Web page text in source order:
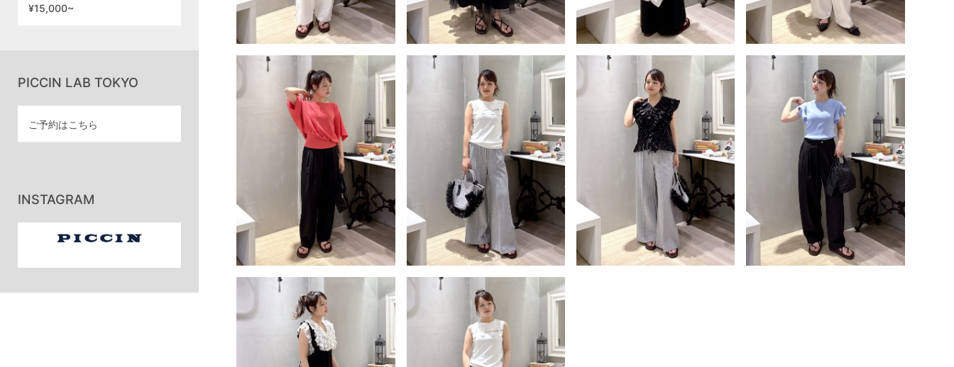
¥15,000~
PICCIN LAB TOKYO
ご予約はこちら
INSTAGRAM